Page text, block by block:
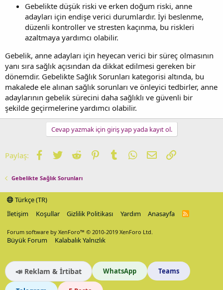
Gebelikte düşük riski ve erken doğum riski, anne
adayları için endişe verici durumlardır. İyi beslenme,
düzenli kontroller ve stresten kaçınma, bu riskleri
azaltmaya yardımcı olabilir.
Gebelik, anne adayları için heyecan verici bir süreç olmasının
yanı sıra sağlık açısından da dikkat edilmesi gereken bir
dönemdir. Gebelikte Sağlık Sorunları kategorisi altında, bu
makalede ele alınan sağlık sorunları ve önleyici tedbirler, anne
adaylarının gebelik sürecini daha sağlıklı ve güvenli bir
şekilde geçirmelerine yardımcı olabilir.
Cevap yazmak için giriş yap yada kayıt ol.
Paylaş: Facebook
TwitterReddit PinterestTumblrWhatsApp
E-postaLink
Gebelikte Sağlık Sorunları
Türkçe (TR)
İletişim
Koşullar Gizlilik Politikası Yardım Anasayfa
R
Forum software by XenForo™ © 2010-2019 XenForo Ltd.
Büyük Forum Kalabalık Yalnızlık
📣 Reklam & İrtibat WhatsApp Teams